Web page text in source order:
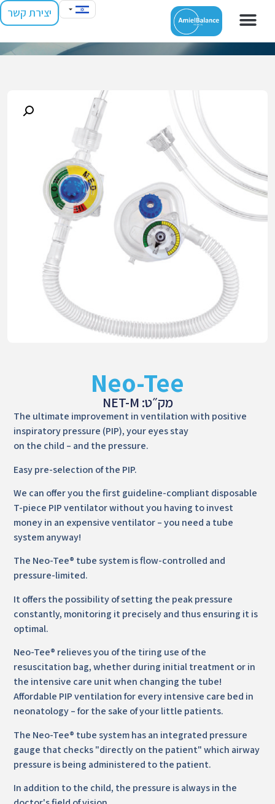
יצירת קשר
Neo-Tee
מק״ט: NET-M
The ultimate improvement in ventilation with positive
inspiratory pressure (PIP), your eyes stay
on the child – and the pressure.
Easy pre-selection of the PIP.
We can offer you the first guideline-compliant disposable
T-piece PIP ventilator without you having to invest
money in an expensive ventilator – you need a tube
system anyway!
The Neo-Tee® tube system is flow-controlled and
pressure-limited.
It offers the possibility of setting the peak pressure
constantly, monitoring it precisely and thus ensuring it is
optimal.
Neo-Tee® relieves you of the tiring use of the
resuscitation bag, whether during initial treatment or in
the intensive care unit when changing the tube!
Affordable PIP ventilation for every intensive care bed in
neonatology – for the sake of your little patients.
The Neo-Tee® tube system has an integrated pressure
gauge that checks "directly on the patient" which airway
pressure is being administered to the patient.
In addition to the child, the pressure is always in the